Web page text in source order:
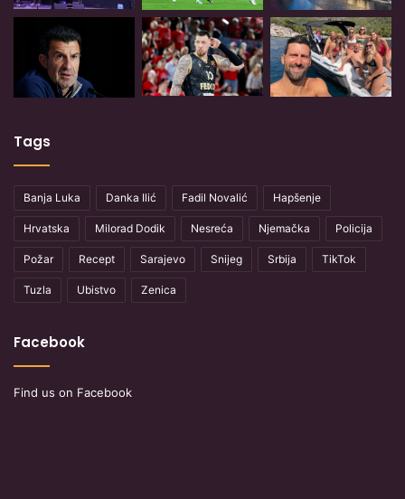
Tags
Banja Luka Danka Ilić Fadil Novalić Hapšenje
Hrvatska Milorad Dodik Nesreća Njemačka Policija
Požar Recept Sarajevo Snijeg Srbija TikTok
Tuzla Ubistvo Zenica
Facebook
Find us on Facebook